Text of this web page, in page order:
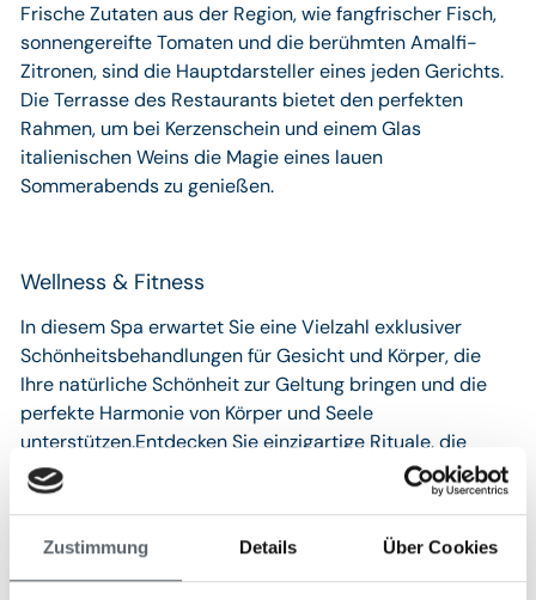
Zustimmung Details Über Cookies
Frische Zutaten aus der Region, wie fangfrischer Fisch,
sonnengereifte Tomaten und die berühmten Amalfi-
Zitronen, sind die Hauptdarsteller eines jeden Gerichts.
Die Terrasse des Restaurants bietet den perfekten
Rahmen, um bei Kerzenschein und einem Glas
italienischen Weins die Magie eines lauen
Sommerabends zu genießen.
Wellness & Fitness
In diesem Spa erwartet Sie eine Vielzahl exklusiver
Schönheitsbehandlungen für Gesicht und Körper, die
Ihre natürliche Schönheit zur Geltung bringen und die
perfekte Harmonie von Körper und Seele
unterstützen.Entdecken Sie einzigartige Rituale, die
jeden Besuch in eine Oase der Entspannung
verwandeln. Genießen Sie Momente der Ruhe und
und Ihre Harmonie wieder.Erleben Sie die "Oro di Amalfi"
Zitronenmassage - eine exklusive Behandlung, die Ihre